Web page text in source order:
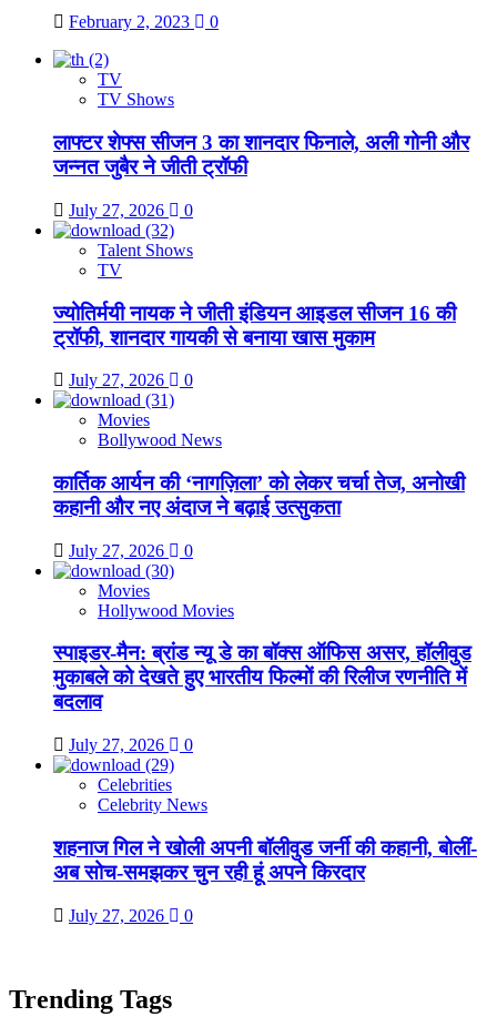
February 2, 2023 0
TV
TV Shows
लाफ्टर शेफ्स सीजन 3 का शानदार फिनाले, अली गोनी और
जन्नत जुबैर ने जीती ट्रॉफी
July 27, 2026 0
Talent Shows
TV
ज्योतिर्मयी नायक ने जीती इंडियन आइडल सीजन 16 की
ट्रॉफी, शानदार गायकी से बनाया खास मुकाम
July 27, 2026 0
Movies
Bollywood News
कार्तिक आर्यन की ‘नागज़िला’ को लेकर चर्चा तेज, अनोखी
कहानी और नए अंदाज ने बढ़ाई उत्सुकता
July 27, 2026 0
Movies
Hollywood Movies
स्पाइडर-मैन: ब्रांड न्यू डे का बॉक्स ऑफिस असर, हॉलीवुड
मुकाबले को देखते हुए भारतीय फिल्मों की रिलीज रणनीति में
बदलाव
July 27, 2026 0
Celebrities
Celebrity News
शहनाज गिल ने खोली अपनी बॉलीवुड जर्नी की कहानी, बोलीं-
अब सोच-समझकर चुन रही हूं अपने किरदार
July 27, 2026 0
Trending Tags